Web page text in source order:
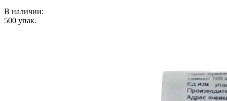
В наличии:
500 упак.